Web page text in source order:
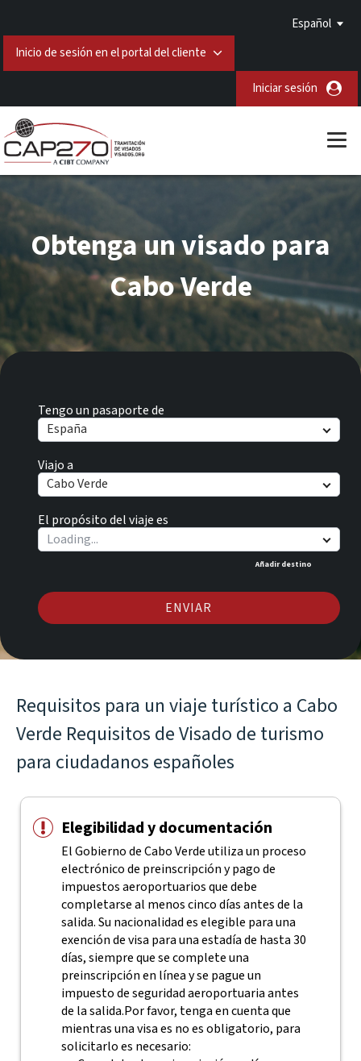
Español
Inicio de sesión en el portal del cliente
Iniciar sesión
Tengo un pasaporte de
España
Viajo a
Cabo Verde
El propósito del viaje es
Añadir destino
ENVIAR
Obtenga un visado para
Cabo Verde
Requisitos para un viaje turístico a Cabo
Verde Requisitos de Visado de turismo
para ciudadanos españoles
Elegibilidad y documentación
El Gobierno de Cabo Verde utiliza un proceso
electrónico de preinscripción y pago de
impuestos aeroportuarios que debe
completarse al menos cinco días antes de la
salida. Su nacionalidad es elegible para una
exención de visa para una estadía de hasta 30
días, siempre que se complete una
preinscripción en línea y se pague un
impuesto de seguridad aeroportuaria antes
de la salida.Por favor, tenga en cuenta que
mientras una visa es no es obligatorio, para
solicitarlo es necesario: